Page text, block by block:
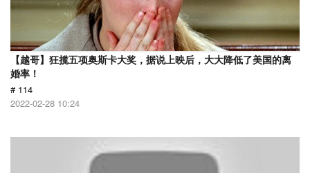
【越哥】狂揽五项奥斯卡大奖，据说上映后，大大降低了美国的离
婚率！
# 114
2022-02-28 10:24